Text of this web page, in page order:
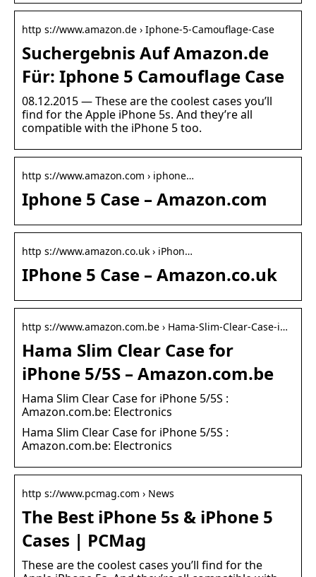
http s://www.amazon.de › Iphone-5-Camouflage-Case
Suchergebnis Auf Amazon.de
Für: Iphone 5 Camouflage Case
08.12.2015 — These are the coolest cases you’ll
find for the Apple iPhone 5s. And they’re all
compatible with the iPhone 5 too.
http s://www.amazon.com › iphone…
Iphone 5 Case – Amazon.com
http s://www.amazon.co.uk › iPhon…
IPhone 5 Case – Amazon.co.uk
http s://www.amazon.com.be › Hama-Slim-Clear-Case-i…
Hama Slim Clear Case for
iPhone 5/5S – Amazon.com.be
Hama Slim Clear Case for iPhone 5/5S :
Amazon.com.be: Electronics
Hama Slim Clear Case for iPhone 5/5S :
Amazon.com.be: Electronics
http s://www.pcmag.com › News
The Best iPhone 5s & iPhone 5
Cases | PCMag
These are the coolest cases you’ll find for the